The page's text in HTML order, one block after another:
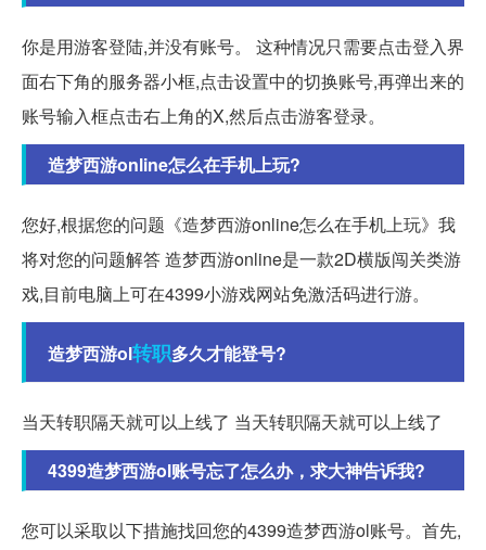
你是用游客登陆,并没有账号。 这种情况只需要点击登入界
面右下角的服务器小框,点击设置中的切换账号,再弹出来的
账号输入框点击右上角的X,然后点击游客登录。
造梦西游online怎么在手机上玩?
您好,根据您的问题《造梦西游online怎么在手机上玩》我
将对您的问题解答 造梦西游online是一款2D横版闯关类游
戏,目前电脑上可在4399小游戏网站免激活码进行游。
造梦西游ol转职多久才能登号?
当天转职隔天就可以上线了 当天转职隔天就可以上线了
4399造梦西游ol账号忘了怎么办，求大神告诉我?
您可以采取以下措施找回您的4399造梦西游ol账号。首先,